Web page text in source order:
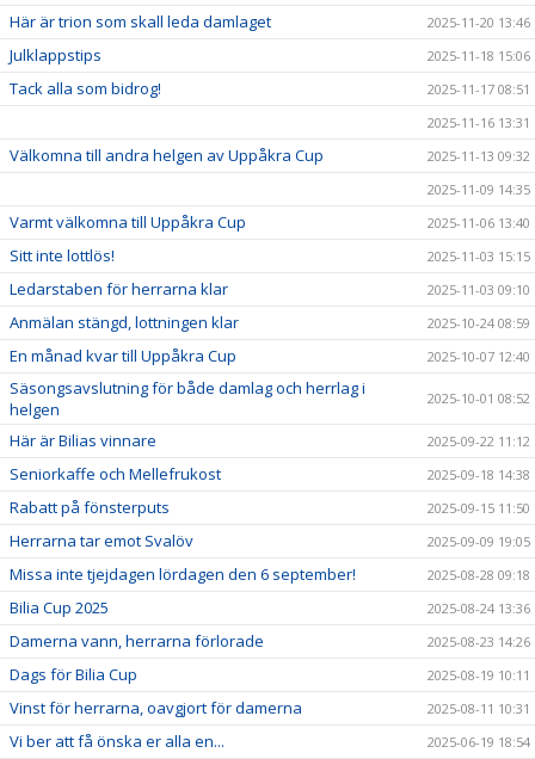
Här är trion som skall leda damlaget 2025-11-20 13:46
Julklappstips 2025-11-18 15:06
Tack alla som bidrog!
2025-11-17 08:51
2025-11-16 13:31
Välkomna till andra helgen av Uppåkra Cup
2025-11-13 09:32
2025-11-09 14:35
Varmt välkomna till Uppåkra Cup 2025-11-06 13:40
Sitt inte lottlös! 2025-11-03 15:15
Ledarstaben för herrarna klar 2025-11-03 09:10
Anmälan stängd, lottningen klar 2025-10-24 08:59
En månad kvar till Uppåkra Cup 2025-10-07 12:40
Säsongsavslutning för både damlag och herrlag i
helgen
2025-10-01 08:52
Här är Bilias vinnare 2025-09-22 11:12
Seniorkaffe och Mellefrukost 2025-09-18 14:38
Rabatt på fönsterputs 2025-09-15 11:50
Herrarna tar emot Svalöv 2025-09-09 19:05
Missa inte tjejdagen lördagen den 6 september! 2025-08-28 09:18
Bilia Cup 2025 2025-08-24 13:36
Damerna vann, herrarna förlorade 2025-08-23 14:26
Dags för Bilia Cup 2025-08-19 10:11
Vinst för herrarna, oavgjort för damerna 2025-08-11 10:31
Vi ber att få önska er alla en... 2025-06-19 18:54